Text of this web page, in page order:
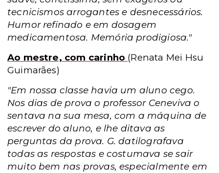
tecnicismos arrogantes e desnecessários.
Humor refinado e em dosagem
medicamentosa. Memória prodigiosa."
Ao mestre, com carinho (Renata Mei Hsu
Guimarães)
"Em nossa classe havia um aluno cego.
Nos dias de prova o professor Ceneviva o
sentava na sua mesa, com a máquina de
escrever do aluno, e lhe ditava as
perguntas da prova. G. datilografava
todas as respostas e costumava se sair
muito bem nas provas, especialmente em